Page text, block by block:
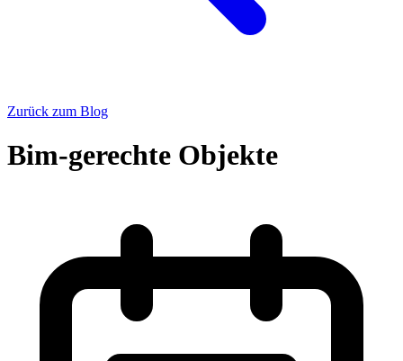
Zurück zum Blog
Bim-gerechte Objekte